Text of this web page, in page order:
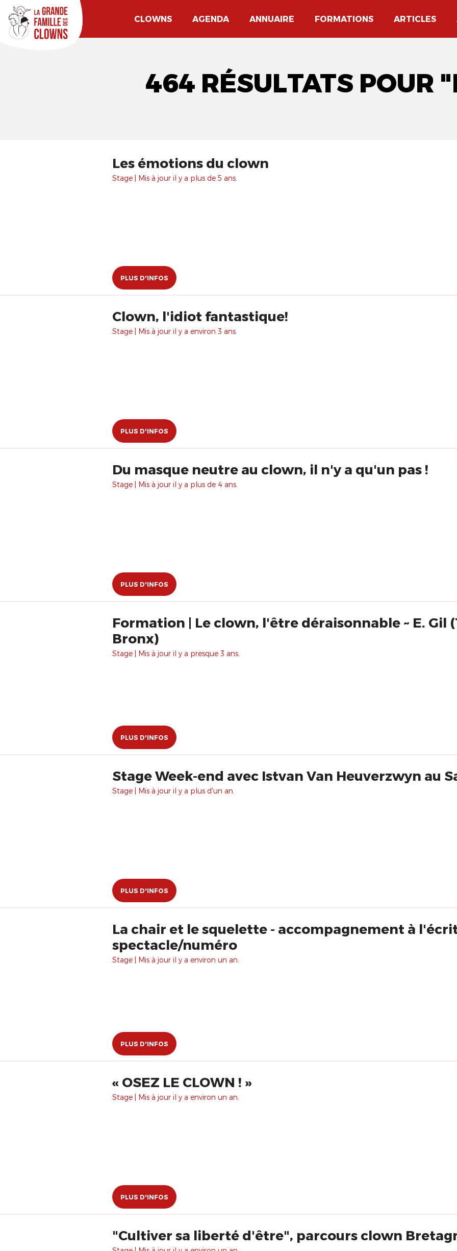
CLOWNS AGENDA ANNUAIRE FORMATIONS ARTICLES
464 RÉSULTATS POUR
Les émotions du clown
Stage | Mis à jour il y a plus de 5 ans.
PLUS D'INFOS
Clown, l'idiot fantastique!
Stage | Mis à jour il y a environ 3 ans.
PLUS D'INFOS
Du masque neutre au clown, il n'y a qu'un pas !
Stage | Mis à jour il y a plus de 4 ans.
PLUS D'INFOS
Formation | Le clown, l'être déraisonnable ~ E. Gil
Bronx)
Stage | Mis à jour il y a presque 3 ans.
PLUS D'INFOS
Stage Week-end avec Istvan Van Heuverzwyn au
Stage | Mis à jour il y a plus d'un an.
PLUS D'INFOS
La chair et le squelette - accompagnement à
spectacle/numéro
Stage | Mis à jour il y a environ un an.
PLUS D'INFOS
​« OSEZ LE CLOWN ! »
Stage | Mis à jour il y a environ un an.
PLUS D'INFOS
"Cultiver sa liberté d'être", parcours clown